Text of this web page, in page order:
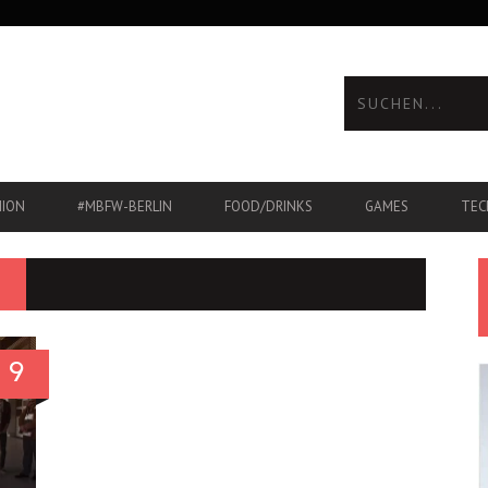
#MBFW-BERLIN FOOD/DRINKS GAMES
9